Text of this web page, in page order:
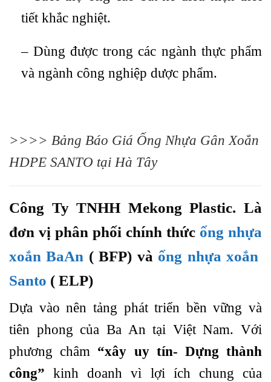
tiết khắc nghiệt.
– Dùng được trong các ngành thực phẩm
và ngành công nghiệp dược phẩm.
>>>> Bảng Báo Giá Ống Nhựa Gân Xoắn
HDPE SANTO tại Hà Tây
Công Ty TNHH Mekong Plastic. Là
đơn vị phân phối chính thức ống nhựa
xoắn BaAn ( BFP) và ống nhựa xoắn
Santo ( ELP)
Dựa vào nên tảng phát triển bền vững và
tiên phong của Ba An tại Việt Nam. Với
phương châm “xây uy tín- Dựng thành
công” kinh doanh vì lợi ích chung của